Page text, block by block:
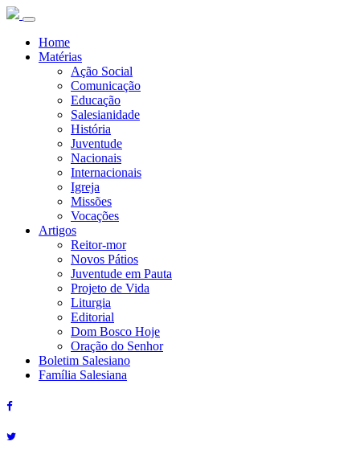
Home
Matérias
Ação Social
Comunicação
Educação
Salesianidade
História
Juventude
Nacionais
Internacionais
Igreja
Missões
Vocações
Artigos
Reitor-mor
Novos Pátios
Juventude em Pauta
Projeto de Vida
Liturgia
Editorial
Dom Bosco Hoje
Oração do Senhor
Boletim Salesiano
Família Salesiana